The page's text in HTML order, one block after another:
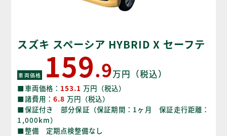
スズキ スペーシア HYBRID X セーフテ
ィープラスパッケージ
車両価格 159.9万円（税込）
■車両価格： 153.1 万円（税込）
■諸費用： 6.8 万円（税込）
■保証付き 部分保証（保証期間：1ヶ月 保証走行距離：
1,000km）
■整備 定期点検整備なし